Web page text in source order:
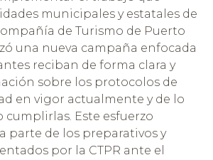
municipales y estatales de
de Turismo de Puerto
una nueva campaña enfocada
reciban de forma clara y
sobre los protocolos de
en vigor actualmente y de lo
cumplirlas. Este esfuerzo
parte de los preparativos y
por la CTPR ante el